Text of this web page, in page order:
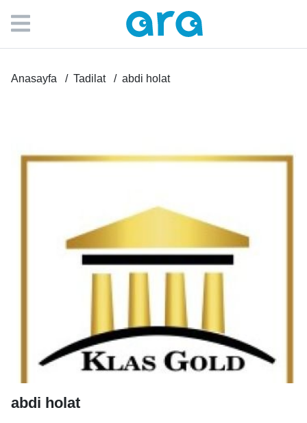
Anasayfa Tadilat abdi holat
abdi holat